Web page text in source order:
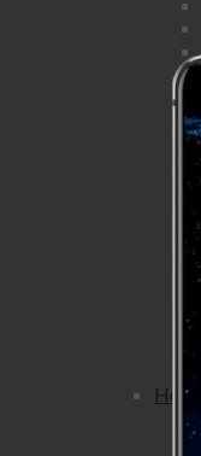
Honor